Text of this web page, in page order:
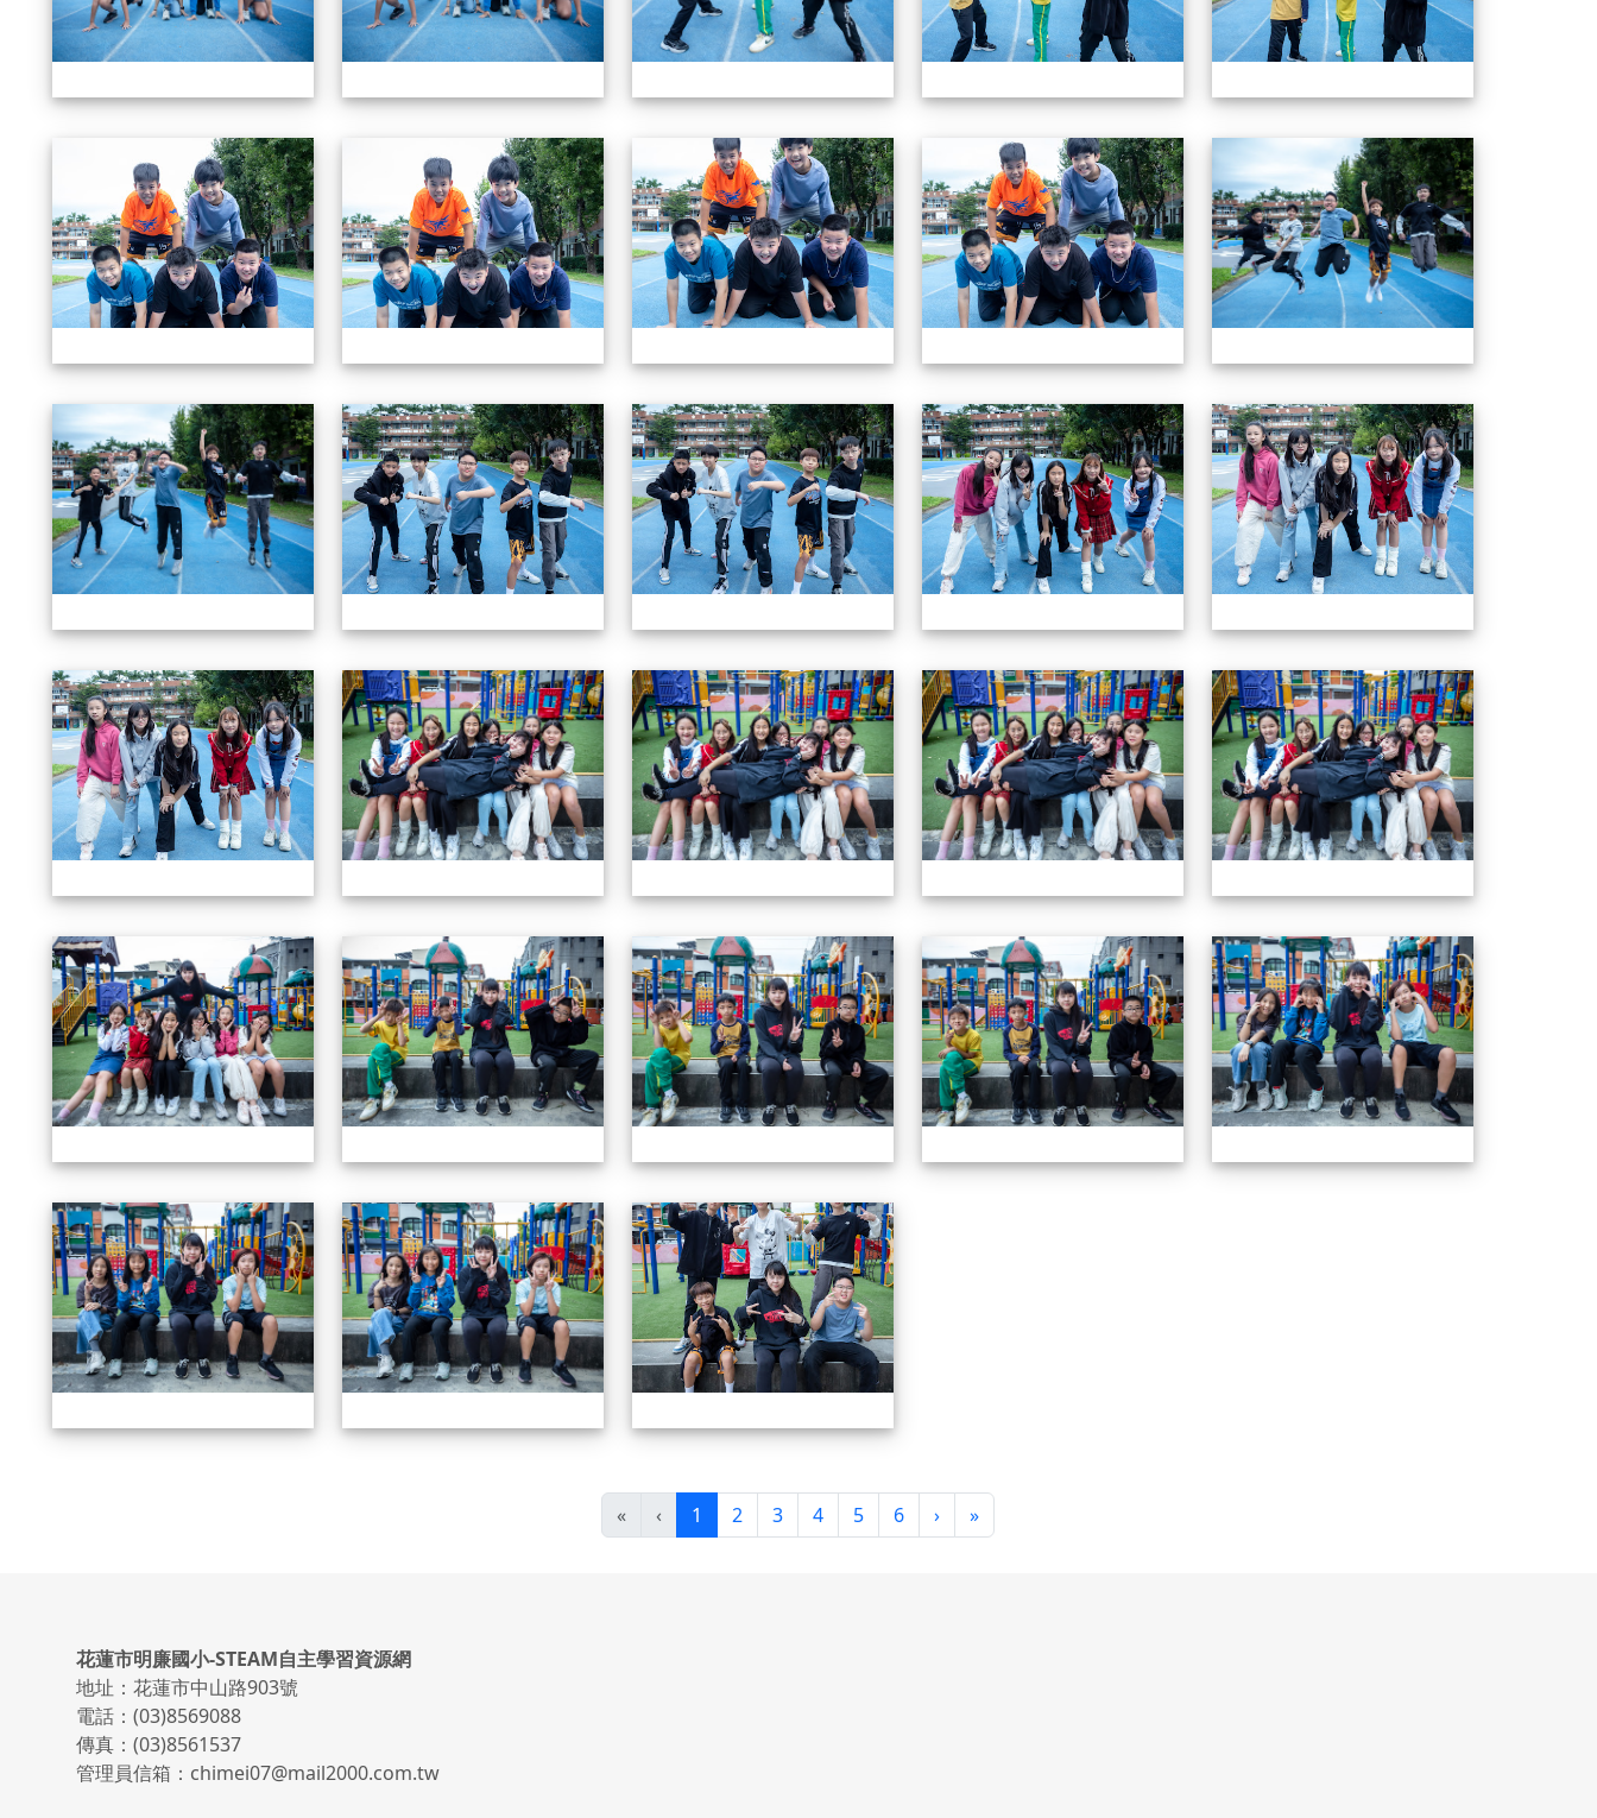
604畢業特輯 604畢業特輯 604畢業特輯 604畢業特輯 604畢業特輯
604畢業特輯 604畢業特輯 604畢業特輯 604畢業特輯 604畢業特輯
604畢業特輯 604畢業特輯 604畢業特輯 604畢業特輯 604畢業特輯
604畢業特輯 604畢業特輯 604畢業特輯 604畢業特輯 604畢業特輯
604畢業特輯 604畢業特輯 604畢業特輯
« ‹ 1 (目前頁次)
2 3 4 5 6 ›下一頁
»最後頁
頁尾區域內容
花蓮市明廉國小-STEAM自主學習資源網
地址：花蓮市中山路903號
電話：(03)8569088
傳真：(03)8561537
管理員信箱：chimei07@mail2000.com.tw